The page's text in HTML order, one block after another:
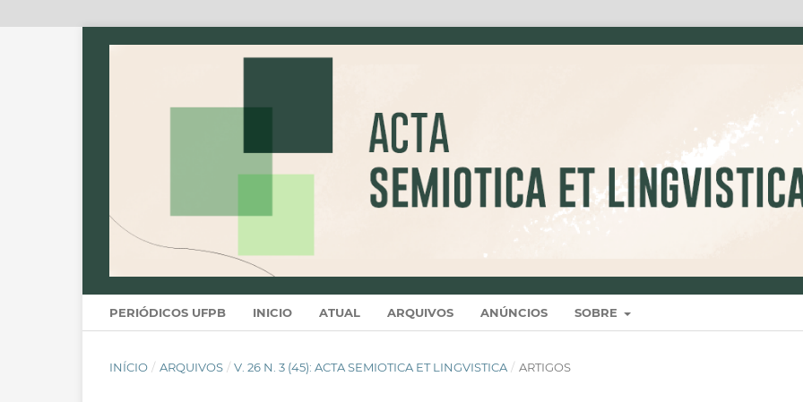
PERIÓDICOS UFPB INICIO ATUAL ARQUIVOS ANÚNCIOS SOBRE
INÍCIO / ARQUIVOS / V. 26 N. 3 (45): ACTA SEMIOTICA ET LINGVISTICA / ARTIGOS